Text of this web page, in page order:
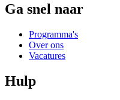
Ga snel naar
Programma's
Over ons
Vacatures
Hulp